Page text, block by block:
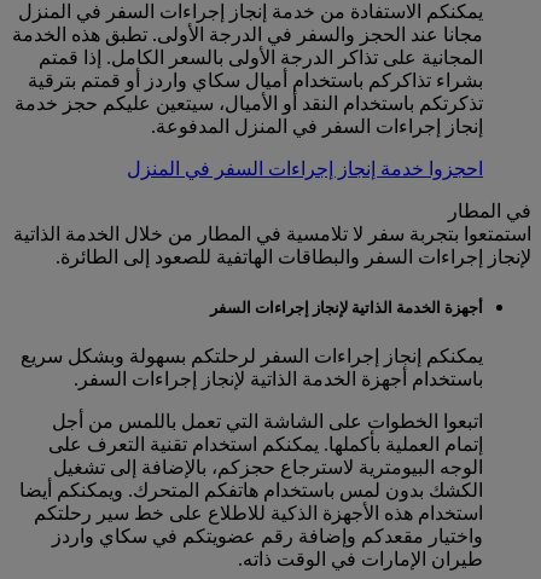
يمكنكم الاستفادة من خدمة إنجاز إجراءات السفر في المنزل
مجانا عند الحجز والسفر في الدرجة الأولى. تطبق هذه الخدمة
المجانية على تذاكر الدرجة الأولى بالسعر الكامل. إذا قمتم
بشراء تذاكركم باستخدام أميال سكاي واردز أو قمتم بترقية
تذكرتكم باستخدام النقد أو الأميال، سيتعين عليكم حجز خدمة
إنجاز إجراءات السفر في المنزل المدفوعة.
احجزوا خدمة إنجاز إجراءات السفر في المنزل
في المطار
استمتعوا بتجربة سفر لا تلامسية في المطار من خلال الخدمة الذاتية
لإنجاز إجراءات السفر والبطاقات الهاتفية للصعود إلى الطائرة.
أجهزة الخدمة الذاتية لإنجاز إجراءات السفر
يمكنكم إنجاز إجراءات السفر لرحلتكم بسهولة وبشكل سريع
باستخدام أجهزة الخدمة الذاتية لإنجاز إجراءات السفر.
اتبعوا الخطوات على الشاشة التي تعمل باللمس من أجل
إتمام العملية بأكملها. يمكنكم استخدام تقنية التعرف على
الوجه البيومترية لاسترجاع حجزكم، بالإضافة إلى تشغيل
الكشك بدون لمس باستخدام هاتفكم المتحرك. ويمكنكم أيضا
استخدام هذه الأجهزة الذكية للاطلاع على خط سير رحلتكم
واختيار مقعدكم وإضافة رقم عضويتكم في سكاي واردز
طيران الإمارات في الوقت ذاته.